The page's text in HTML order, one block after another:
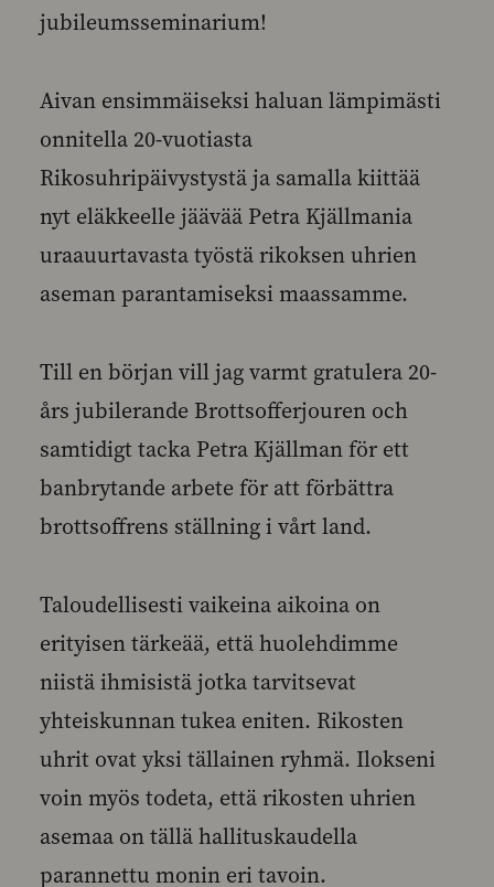
jubileumsseminarium!
Aivan ensimmäiseksi haluan lämpimästi
onnitella 20-vuotiasta
Rikosuhripäivystystä ja samalla kiittää
nyt eläkkeelle jäävää Petra Kjällmania
uraauurtavasta työstä rikoksen uhrien
aseman parantamiseksi maassamme.
Till en början vill jag varmt gratulera 20-
års jubilerande Brottsofferjouren och
samtidigt tacka Petra Kjällman för ett
banbrytande arbete för att förbättra
brottsoffrens ställning i vårt land.
Taloudellisesti vaikeina aikoina on
erityisen tärkeää, että huolehdimme
niistä ihmisistä jotka tarvitsevat
yhteiskunnan tukea eniten. Rikosten
uhrit ovat yksi tällainen ryhmä. Ilokseni
voin myös todeta, että rikosten uhrien
asemaa on tällä hallituskaudella
parannettu monin eri tavoin.